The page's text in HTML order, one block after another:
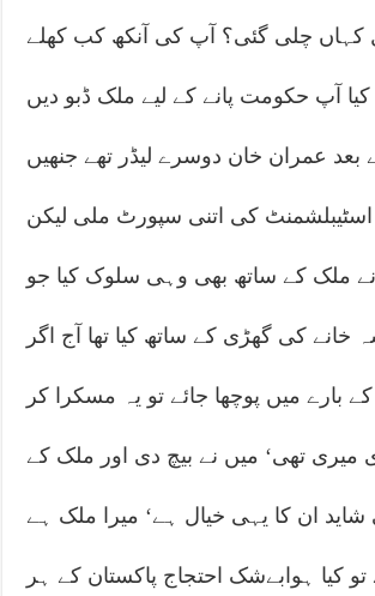
چلی گئی؟ آپ کی آنکھ کب کھلے
آپ حکومت پانے کے لیے ملک ڈبو دیں
بعد عمران خان دوسرے لیڈر تھے جنھیں
اسٹیبلشمنٹ کی اتنی سپورٹ ملی لیکن
ملک کے ساتھ بھی وہی سلوک کیا جو
خانے کی گھڑی کے ساتھ کیا تھا آج اگر
بارے میں پوچھا جائے تو یہ مسکرا کر
میری تھی‘ میں نے بیچ دی اور ملک کے
شاید ان کا یہی خیال ہے‘ میرا ملک ہے
تو کیا ہوابےشک احتجاج پاکستان کے ہر